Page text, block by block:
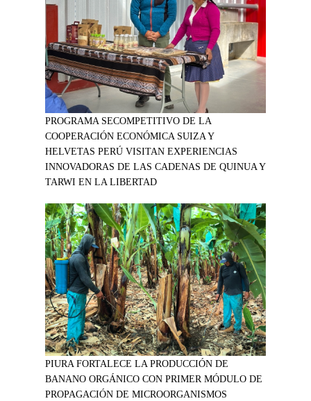
PROGRAMA SECOMPETITIVO DE LA
COOPERACIÓN ECONÓMICA SUIZA Y
HELVETAS PERÚ VISITAN EXPERIENCIAS
INNOVADORAS DE LAS CADENAS DE QUINUA Y
TARWI EN LA LIBERTAD
PIURA FORTALECE LA PRODUCCIÓN DE
BANANO ORGÁNICO CON PRIMER MÓDULO DE
PROPAGACIÓN DE MICROORGANISMOS